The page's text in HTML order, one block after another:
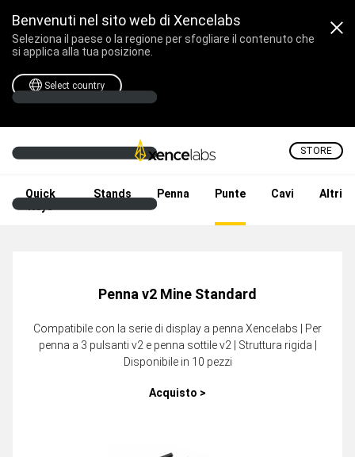
Benvenuti nel sito web di Xencelabs
Seleziona il paese o la regione per sfogliare il contenuto che
si applica alla tua posizione.
Select country
STORE
Tavoletta e Pen Display
Quick
Stands Penna Punte Cavi Altri
Penna v2 Mine Standard
Compatibile con la serie di display a penna Xencelabs | Per
penna a 3 pulsanti v2 e penna sottile v2 | Struttura rigida |
Disponibile in 10 pezzi
Acquisto >